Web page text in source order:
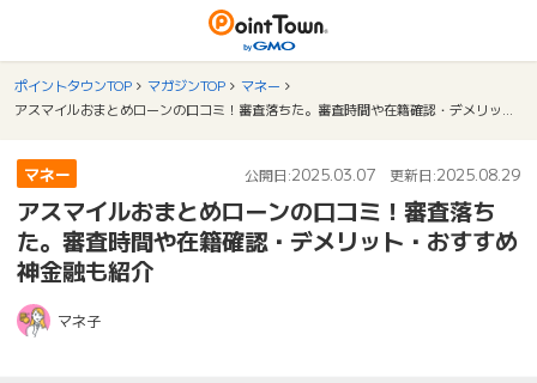
ポイントタウンTOP マガジンTOP
マネー
マネー 公開日:2025.03.07 更新日:2025.08.29
アスマイルおまとめローンの口コミ！審査落ち
た。審査時間や在籍確認・デメリット・おすすめ
神金融も紹介
マネ子